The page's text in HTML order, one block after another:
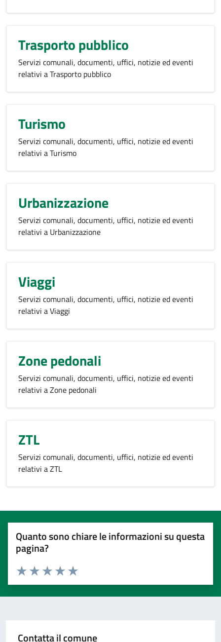
Trasporto pubblico
Servizi comunali, documenti, uffici, notizie ed eventi
relativi a Trasporto pubblico
Turismo
Servizi comunali, documenti, uffici, notizie ed eventi
relativi a Turismo
Urbanizzazione
Servizi comunali, documenti, uffici, notizie ed eventi
relativi a Urbanizzazione
Viaggi
Servizi comunali, documenti, uffici, notizie ed eventi
relativi a Viaggi
Zone pedonali
Servizi comunali, documenti, uffici, notizie ed eventi
relativi a Zone pedonali
ZTL
Servizi comunali, documenti, uffici, notizie ed eventi
relativi a ZTL
Quanto sono chiare le informazioni su questa
pagina?
Valuta 5 stelle su 5
Valuta 4 stelle su 5
Valuta 3 stelle su 5
Valuta 2 stelle su 5
Valuta 1 stelle su 5
Contatta il comune